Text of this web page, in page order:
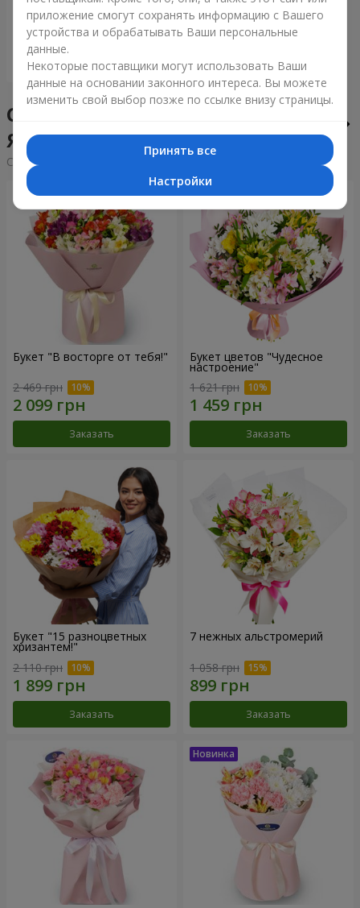
6 152 грн
Заказать
Сборные букеты в городе
Яготин
Cортировка: дорогие
Букет "В восторге от тебя!"
2 469 грн
Заказать
Букет цветов "Чудесное
настроение"
1 621 грн
Заказать
Букет "15 разноцветных
хризантем!"
2 110 грн
Заказать
7 нежных альстромерий
1 058 грн
Заказать
приложение смогут сохранять информацию с Вашего
устройства и обрабатывать Ваши персональные
данные.
Некоторые поставщики могут использовать Ваши
данные на основании законного интереса. Вы можете
изменить свой выбор позже по ссылке внизу страницы.
Принять все
Настройки